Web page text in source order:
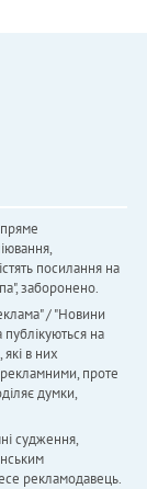
посилання на
заборонено.
/ "Новини
на
в них
проте
думки,
судження,
рекламодавець.